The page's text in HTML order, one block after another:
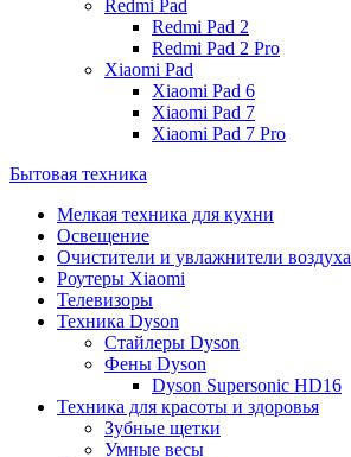
Redmi Pad
Redmi Pad 2
Redmi Pad 2 Pro
Xiaomi Pad
Xiaomi Pad 6
Xiaomi Pad 7
Xiaomi Pad 7 Pro
Бытовая техника
Мелкая техника для кухни
Освещение
Очистители и увлажнители воздуха
Роутеры Xiaomi
Телевизоры
Техника Dyson
Стайлеры Dyson
Фены Dyson
Dyson Supersonic HD16
Техника для красоты и здоровья
Зубные щетки
Умные весы